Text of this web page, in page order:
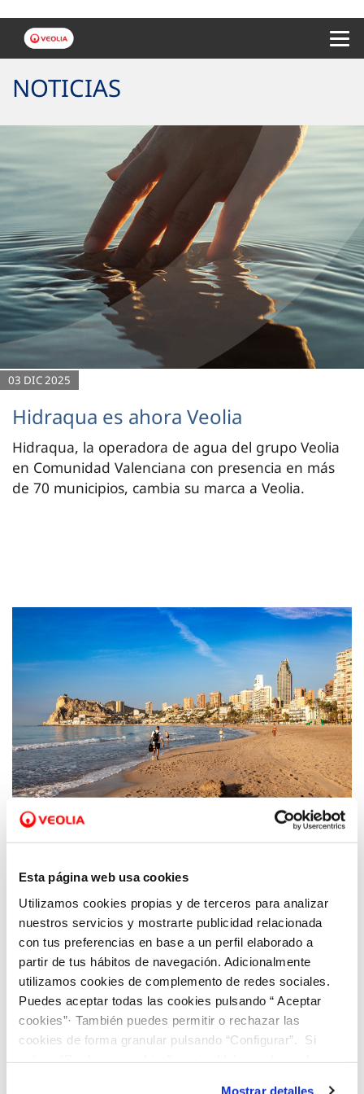
Esta página web usa cookies
Utilizamos cookies propias y de terceros para analizar
nuestros servicios y mostrarte publicidad relacionada
con tus preferencias en base a un perfil elaborado a
partir de tus hábitos de navegación. Adicionalmente
utilizamos cookies de complemento de redes sociales.
Puedes aceptar todas las cookies pulsando “ Aceptar
cookies”· También puedes permitir o rechazar las
cookies de forma granular pulsando “Configurar”. Si
Mostrar detalles
NOTICIAS
03 DIC 2025
Hidraqua es ahora Veolia
Hidraqua, la operadora de agua del grupo Veolia
en Comunidad Valenciana con presencia en más
de 70 municipios, cambia su marca a Veolia.
04 MAY 2026
sostenibilidad hídrica sean compatibles
gracias a la gestión inteligente del agua